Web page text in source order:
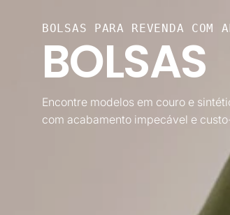
BOLSAS PARA REVENDA COM
BOLSAS
Encontre modelos em couro e
com acabamento impecável e